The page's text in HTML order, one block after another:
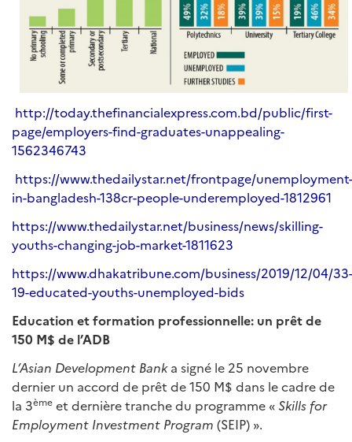
http://today.thefinancialexpress.com.bd/public/first-
page/employers-find-graduates-unappealing-
1562346743
https://www.thedailystar.net/frontpage/unemployment-
in-bangladesh-138cr-people-underemployed-1812961
https://www.thedailystar.net/business/news/skilling-
youths-changing-job-market-1811623
https://www.dhakatribune.com/business/2019/12/04/33-
19-educated-youths-unemployed-bids
Education et formation professionnelle: un prêt de
150 M$ de l’ADB
L’Asian Development Banka signé le 25 novembre
dernier un accord de prêt de 150 M$ dans le cadre de
la 3ème et dernière tranche du programme «Skills for
Employment Investment Program (SEIP) ».